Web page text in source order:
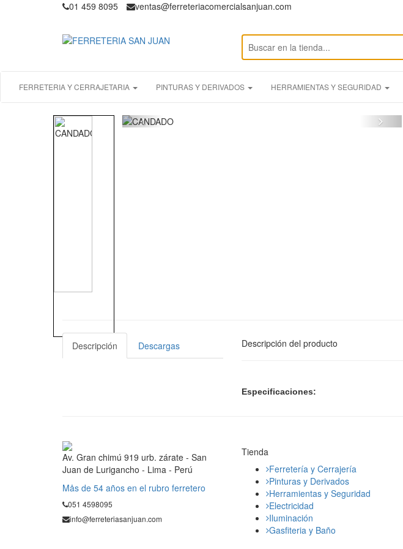
01 459 8095 ventas@ferreteriacomercialsanjuan.com
FERRETERIA Y CERRAJETARIA PINTURAS Y DERIVADOS HERRAMIENTAS Y SEGURIDAD
Descripción Descargas Descripción del producto
Especificaciones:
Av. Gran chimú 919 urb. zárate - San
Juan de Lurigancho - Lima - Perú
Mås de 54 años en el rubro ferretero
051 4598095
info@ferreteriasanjuan.com
Tienda
Ferretería y Cerrajería
Pinturas y Derivados
Herramientas y Seguridad
Electricidad
Iluminación
Gasfiteria y Baño